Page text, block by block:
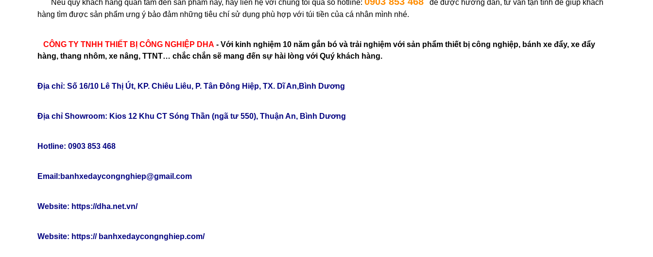
Nếu quý khách hàng quan tâm đến sản phẩm này, hãy liên hệ với chúng tôi qua số hotline:
để được hướng dẫn, tư vấn tận tình để giúp khách
hàng tìm được sản phẩm ưng ý bảo đảm những tiêu chí sử dụng phù hợp với túi tiền của cá nhân mình nhé.
CÔNG TY TNHH THIẾT BỊ CÔNG NGHIỆP DHA - Với kinh nghiệm 10 năm gắn bó và trải nghiệm với sản phẩm thiết bị công nghiệp, bánh xe đẩy, xe đẩy
hàng, thang nhôm, xe nâng, TTNT… chắc chắn sẽ mang đến sự hài lòng với Quý khách hàng.
Địa chỉ: Số 16/10 Lê Thị Út, KP. Chiêu Liêu, P. Tân Đông Hiệp, TX. Dĩ An,Bình Dương
Địa chỉ Showroom: Kios 12 Khu CT Sóng Thần (ngã tư 550), Thuận An, Bình Dương
Hotline: 0903 853 468
Email:banhxedaycongnghiep@gmail.com
Website: https://dha.net.vn/
Website: https://banhxedaycongnghiep.com/